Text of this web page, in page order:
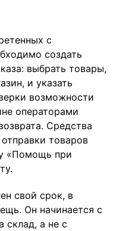
с
создать
выбрать товары,
и указать
возможности
операторами
Средства
товаров
«Помощь при
свой срок, в
Он начинается с
склад, а не с